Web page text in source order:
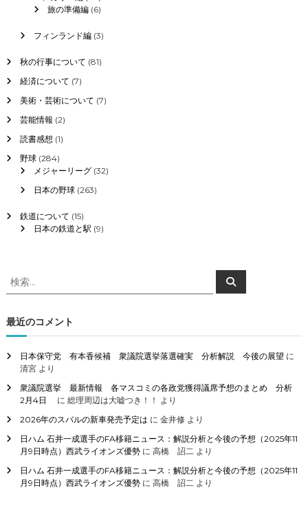
旅の準備編(6)
フィンランド編(3)
秋の行事について (81)
経済について (7)
美術・芸術について (7)
芸能情報 (2)
読書感想 (1)
野球(284)
メジャーリーグ(32)
日本の野球(263)
鉄道について (15)
日本の鉄道と駅 (9)
検
索
象
:
検
索
最近のコメント
日本保守党 有本香候補 衆議院選挙落選確実 分析解説 今後の展望 に
清宮より
衆議院選挙 最新情報 各マスコミの各政党獲得議席予想のまとめ 分析
2月4日
に 総理周辺は大嘘つき！！ より
2026年のスバルの新車発売予定は に 金井修より
日ハム 石井一成選手のFA移籍ニュース：解説分析と今後の予想（2025年11
月9日時点）西武ライオンズ優勢に 高橋 詔二より
日ハム 石井一成選手のFA移籍ニュース：解説分析と今後の予想（2025年11
月9日時点）西武ライオンズ優勢に 高橋 詔二より